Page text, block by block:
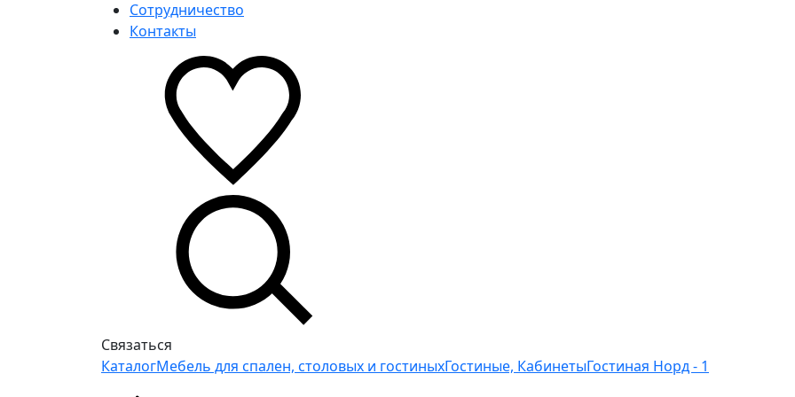
Сотрудничество
Контакты
Связаться
КаталогМебель для спален, столовых и гостиныхГостиные, КабинетыГостиная Норд - 1